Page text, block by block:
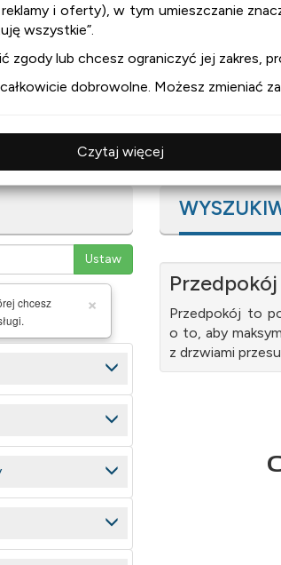
i oferty), w tym umieszczanie
wszystkie”.
zgody lub chcesz ograniczyć jej zakres,
dobrowolne. Możesz zmieniać
Czytaj więcej
wnętrz
wnętrz
wnętrz
×
chcesz
Przedpokój
Przedpokój to
o to, aby
z drzwiami